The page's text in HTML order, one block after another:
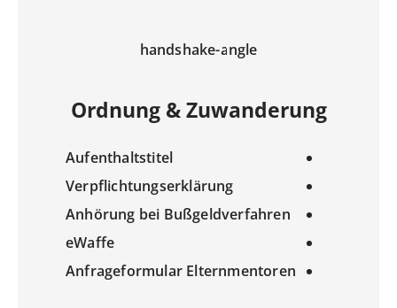
handshake-angle
Ordnung & Zuwanderung
Aufenthaltstitel
Verpflichtungserklärung
Anhörung bei Bußgeldverfahren
eWaffe
Anfrageformular Elternmentoren